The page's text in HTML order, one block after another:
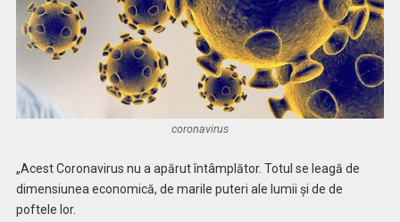
coronavirus
„Acest Coronavirus nu a apărut întâmplător. Totul se leagă de
dimensiunea economică, de marile puteri ale lumii și de de
poftele lor.